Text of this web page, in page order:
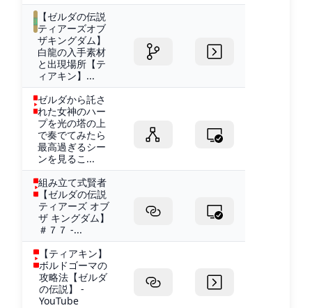
【ゼルダの伝説
ティアーズオブ
ザキングダム】
白龍の入手素材
と出現場所【テ
ィアキン】...
ゼルダから託さ
れた女神のハー
プを光の塔の上
で奏でてみたら
最高過ぎるシー
ンを見るこ...
組み立て式賢者
【ゼルダの伝説
ティアーズ オブ
ザ キングダム】
＃７７ -...
【ティアキン】
ボルドゴーマの
攻略法【ゼルダ
の伝説】 -
YouTube